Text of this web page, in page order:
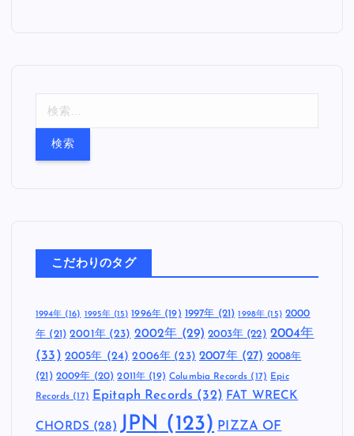
こだわりのタグ
1994年(16) 1995年 (15) 1996年(19) 1997年 (21) 1998年 (15) 2000
年 (21) 2001年(23) 2002年 (29) 2003年 (22) 2004年
(33) 2005年 (24) 2006年 (23) 2007年(27) 2008年
(21) 2009年 (20) 2011年 (19) Columbia Records (17) Epic
Records (17) Epitaph Records (32) FAT WRECK
CHORDS (28) JPN (123) PIZZA OF